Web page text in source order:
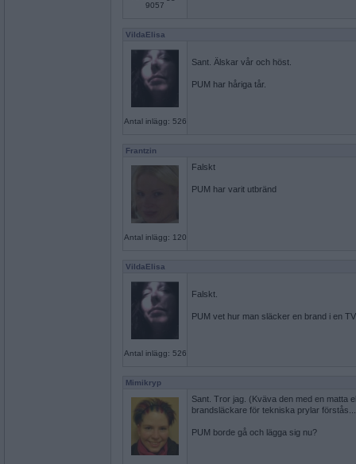
9057
VildaElisa
Antal inlägg: 526
Sant. Älskar vår och höst.
PUM har håriga tår.
Frantzin
Antal inlägg: 120
Falskt
PUM har varit utbränd
VildaElisa
Antal inlägg: 526
Falskt.
PUM vet hur man släcker en brand i en
Mimikryp
Sant. Tror jag. (Kväva den med en matta
brandsläckare för tekniska prylar
PUM borde gå och lägga sig nu?